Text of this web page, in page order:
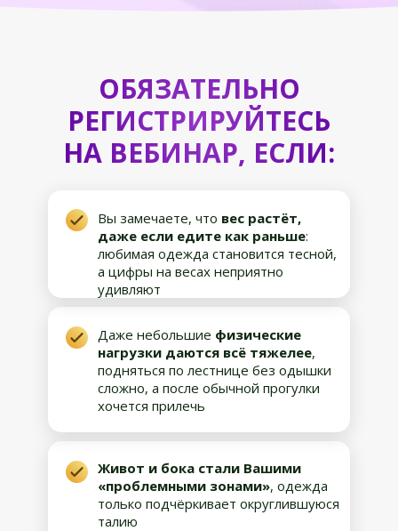
ОБЯЗАТЕЛЬНО
РЕГИСТРИРУЙТЕСЬ
НА ВЕБИНАР, ЕСЛИ:
Вы замечаете, что вес растёт,
даже если едите как раньше:
любимая одежда становится тесной,
а цифры на весах неприятно
удивляют
Даже небольшие физические
нагрузки даются всё тяжелее,
подняться по лестнице без одышки
сложно, а после обычной прогулки
хочется прилечь
Живот и бока стали Вашими
«проблемными зонами», одежда
только подчёркивает округлившуюся
талию